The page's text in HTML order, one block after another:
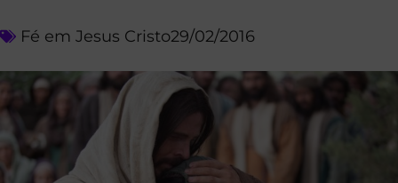
Fé em Jesus Cristo29/02/2016